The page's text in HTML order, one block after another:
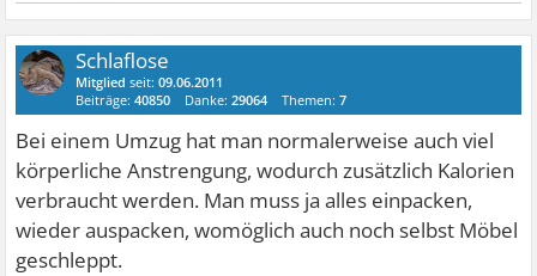
Schlaflose
Mitglied seit:09.06.2011
Beiträge:40850 Danke:29064 Themen:7
Bei einem Umzug hat man normalerweise auch viel
körperliche Anstrengung, wodurch zusätzlich Kalorien
verbraucht werden. Man muss ja alles einpacken,
wieder auspacken, womöglich auch noch selbst Möbel
geschleppt.